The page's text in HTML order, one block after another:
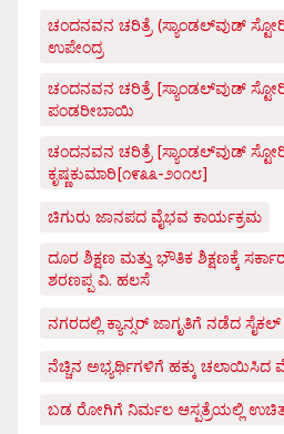
ಚಂದನವನ ಚರಿತ್ರೆ (ಸ್ಯಾಂಡಲ್‌ವುಡ್
ಉಪೇಂದ್ರ
ಚಂದನವನ ಚರಿತ್ರೆ [ಸ್ಯಾಂಡಲ್‌ವುಡ್
ಪಂಡರೀಬಾಯಿ
ಚಂದನವನ ಚರಿತ್ರೆ [ಸ್ಯಾಂಡಲ್‌ವುಡ್
ಕೃಷ್ಣಕುಮಾರಿ[೧೯೩೩-೨೦೧೮]
ಚಿಗುರು ಜಾನಪದ ವೈಭವ ಕಾರ್ಯಕ್ರಮ
ದೂರ ಶಿಕ್ಷಣ ಮತ್ತು ಭೌತಿಕ ಶಿಕ್ಷಣಕ್ಕೆ
ಶರಣಪ್ಪ ವಿ. ಹಲಸೆ
ನಗರದಲ್ಲಿ ಕ್ಯಾನ್ಸರ್ ಜಾಗೃತಿಗೆ ನಡೆದ ಸೈಕಲ್
ನೆಚ್ಚಿನ ಅಭ್ಯರ್ಥಿಗಳಿಗೆ ಹಕ್ಕು ಚಲಾಯಿಸಿದ
ಬಡ ರೋಗಿಗೆ ನಿರ್ಮಲ ಆಸ್ಪತ್ರೆಯಲ್ಲಿ ಉಚಿತ